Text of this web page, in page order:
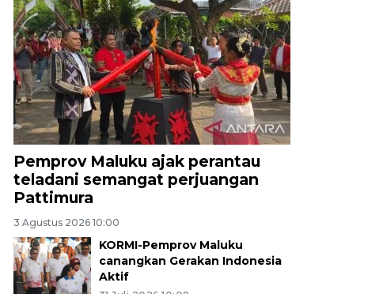
Pemprov Maluku ajak perantau
teladani semangat perjuangan
Pattimura
3 Agustus 2026 10:00
KORMI-Pemprov Maluku
canangkan Gerakan Indonesia
Aktif